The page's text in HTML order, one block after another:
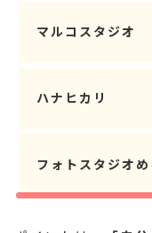
マルコスタジオ
ハナヒカリ
フォトスタジオ